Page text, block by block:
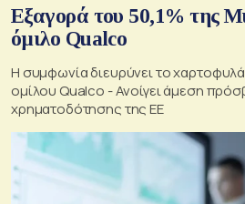
Εξαγορά του 50,1% της
όμιλο Qualco
Η συμφωνία διευρύνει το
ομίλου Qualco - Ανοίγει άμεση
χρηματοδότησης της ΕΕ